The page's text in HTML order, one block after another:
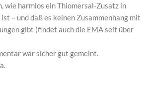
wie harmlos ein Thiomersal-Zusatz in
– und daß es keinen Zusammenhang mit
gibt (findet auch die EMA seit über
war sicher gut gemeint.